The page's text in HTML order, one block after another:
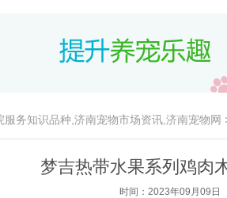
服务知识品种,济南宠物市场资讯,济南宠物网
梦吉热带水果系列鸡肉
时间：2023年09月09日